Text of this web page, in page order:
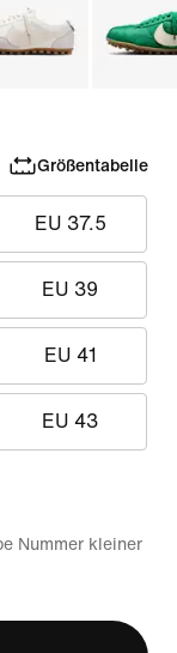
Größentabelle
EU 37.5
EU 39
EU 41
EU 43
Nummer kleiner